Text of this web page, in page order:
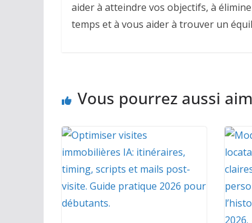
aider à atteindre vos objectifs, à
temps et à vous aider à trouver un
Vous pourrez aussi